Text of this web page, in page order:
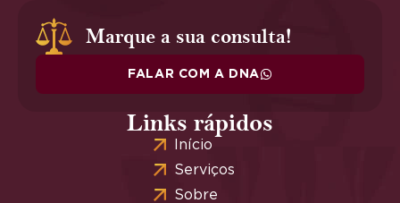
Marque a sua consulta!
FALAR COM A DNA
Links rápidos
Início
Serviços
Sobre